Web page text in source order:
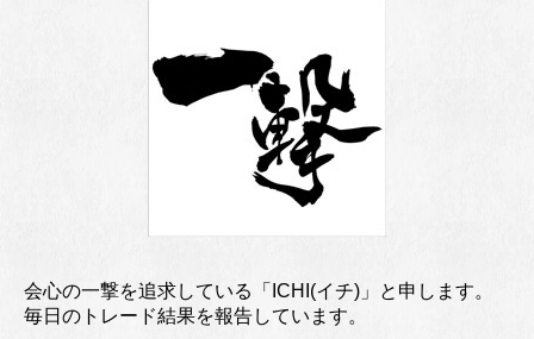
会心の一撃を追求している「ICHI(イチ)」と申します。
毎日のトレード結果を報告しています。